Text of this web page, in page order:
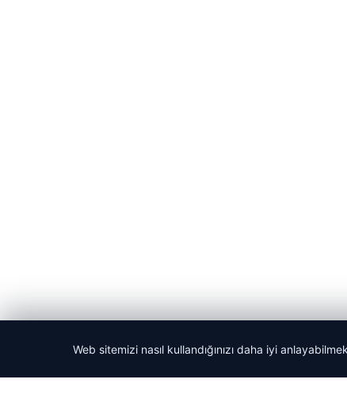
Web sitemizi nasıl kullandığınızı daha iyi